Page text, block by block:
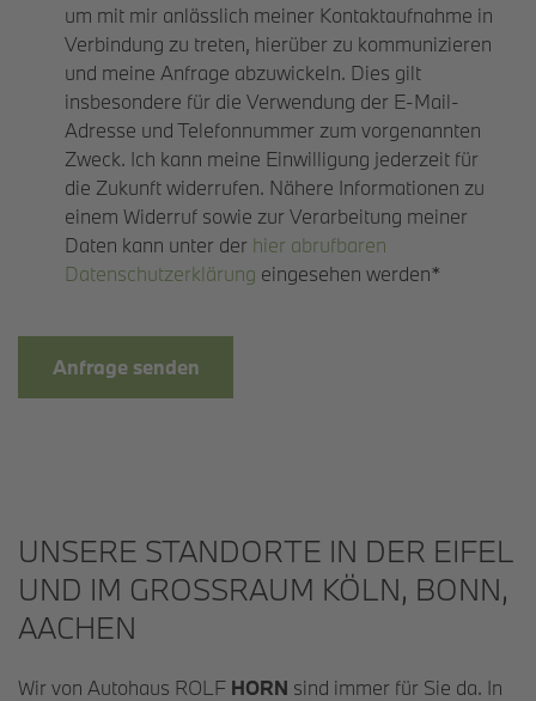
um mit mir anlässlich meiner Kontaktaufnahme in
Verbindung zu treten, hierüber zu kommunizieren
und meine Anfrage abzuwickeln. Dies gilt
insbesondere für die Verwendung der E-Mail-
Adresse und Telefonnummer zum vorgenannten
Zweck. Ich kann meine Einwilligung jederzeit für
die Zukunft widerrufen. Nähere Informationen zu
einem Widerruf sowie zur Verarbeitung meiner
Daten kann unter der hier abrufbaren
Datenschutzerklärung eingesehen werden*
Anfrage senden
UNSERE STANDORTE IN DER EIFEL
UND IM GROSSRAUM KÖLN, BONN, A
ACHEN
Wir von Autohaus ROLF HORN sind immer für Sie da. In